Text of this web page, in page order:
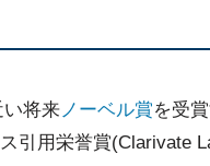
い将来ノーベル賞を受
引用栄誉賞(Clarivate